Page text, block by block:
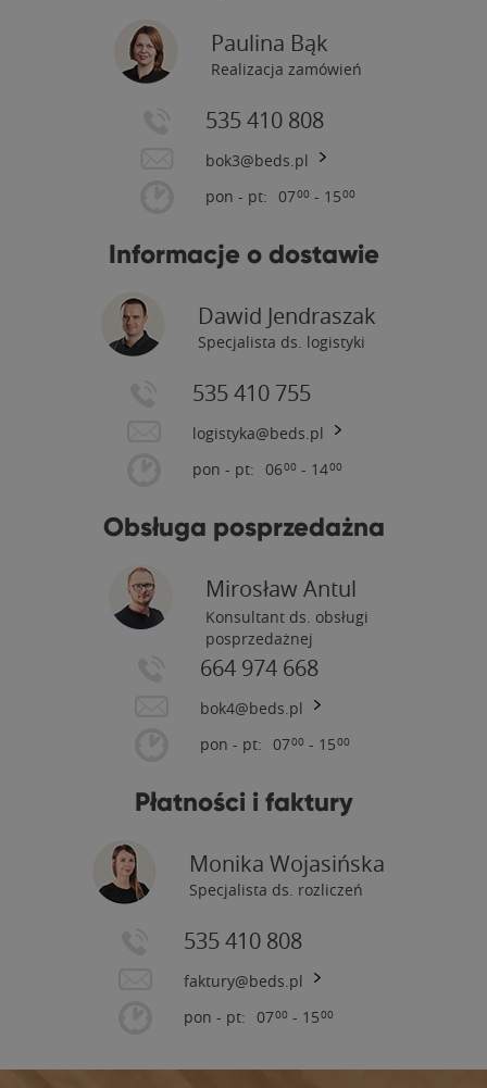
Paulina Bąk
Realizacja zamówień
535 410 808
bok3@beds.pl
pon - pt: 0700 - 1500
Informacje o dostawie
Dawid Jendraszak
Specjalista ds. logistyki
535 410 755
logistyka@beds.pl
pon - pt: 0600 - 1400
Obsługa posprzedażna
Mirosław Antul
Konsultant ds. obsługi
posprzedażnej
664 974 668
bok4@beds.pl
pon - pt: 0700 - 1500
Płatności i faktury
Monika Wojasińska
Specjalista ds. rozliczeń
535 410 808
faktury@beds.pl
pon - pt: 0700 - 1500